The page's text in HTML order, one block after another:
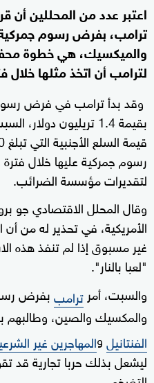
اعتبر عدد من المحللين أن
ترامب، بفرض رسوم
والميكسيك، هي خطوة
لترامب أن اتخذ مثلها خلال
وقد بدأ ترامب في فرض
رسوم جمركية عليها خلال فترة
لتقديرات مؤسسة الضرائب.
وقال المحلل الاقتصادي
الأمريكية، في تحذير له من أن
غير مسبوق إذا لم تنفذ هذه
"لعبا بالنار".
والسبت، أمر ترامببفرض
والمكسيك والصين،
الفنتانيلوالمهاجرين غير
ليشعل بذلك حربا تجارية قد